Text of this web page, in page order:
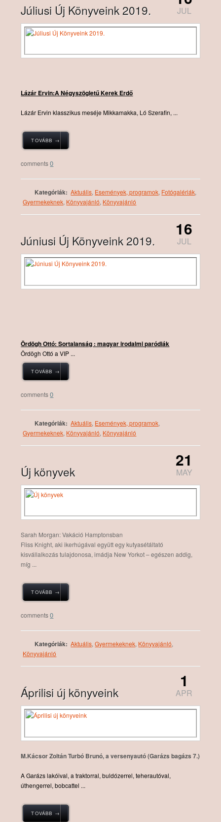
Júliusi Új Könyveink 2019.
Lázár Ervin:A Négyszögletű Kerek Erdő
Lázár Ervin klasszikus meséje Mikkamakka, Ló Szerafin, ...
TOVÁBB →
JUL
0
Kategóriák: Aktuális, Események, programok, Fotógalériák,
Gyermekeknek, Könyvajánló, Könyvajánló
Júniusi Új Könyveink 2019.
Ördögh Ottó: Sortalanság : magyar irodalmi paródiák
Ördögh Ottó a VIP ...
TOVÁBB →
16
JUL
0
Kategóriák: Aktuális, Események, programok,
Gyermekeknek, Könyvajánló, Könyvajánló
Új könyvek
Sarah Morgan: Vakáció Hamptonsban
Fliss Knight, aki ikerhúgával együtt egy kutyasétáltató
kisvállalkozás tulajdonosa, imádja New Yorkot – egészen addig,
míg ...
TOVÁBB →
21
MAY
0
Kategóriák: Aktuális,Gyermekeknek, Könyvajánló,
Könyvajánló
Áprilisi új könyveink
M.Kácsor Zoltán Turbó Brunó, a versenyautó (Garázs bagázs 7.)
A Garázs lakóival, a traktorral, buldózerrel, teherautóval,
úthengerrel, bobcattel ...
TOVÁBB →
1
APR